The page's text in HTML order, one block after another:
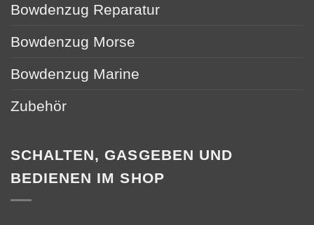
Bowdenzug Reparatur
Bowdenzug Morse
Bowdenzug Marine
Zubehör
SCHALTEN, GASGEBEN UND
BEDIENEN IM SHOP